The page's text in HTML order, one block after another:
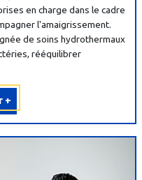
en charge dans le cadre
l'amaigrissement.
de soins hydrothermaux
rééquilibrer
+